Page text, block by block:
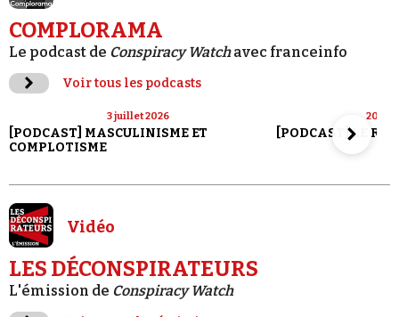
COMPLORAMA
Le podcast de Conspiracy Watchavec franceinfo
Voir tous les podcasts
3 juillet 2026
[PODCAST] MASCULINISME ET
COMPLOTISME
20
[PODCAST] LE
Vidéo
LES DÉCONSPIRATEURS
L'émission de Conspiracy Watch